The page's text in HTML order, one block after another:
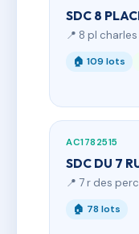
SDC 8
📍 8 pl charles
🏠 109 lots
AC1782515
SDC DU 7
📍 7 r des
🏠 78 lots